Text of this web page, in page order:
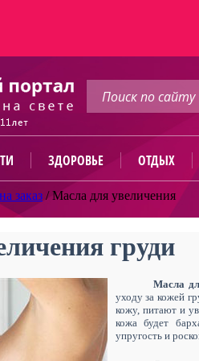
ЗДОРОВЬЕ ОТДЫХ
заказ /Масла для увеличения
груди
Масла
уходу за кожей
кожу, питают и
кожа будет
упругость и